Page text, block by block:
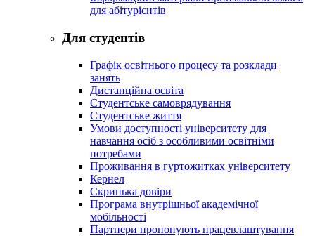
для абітурієнтів
Для студентів
Графік освітнього процесу та розклади
занять
Дистанційна освіта
Студентське самоврядування
Студентське життя
Умови доступності університету для
навчання осіб з особливими освітніми
потребами
Проживання в гуртожитках університету
Кернел
Скринька довіри
Програма внутрішньої академічної
мобільності
Партнери пропонують працевлаштування